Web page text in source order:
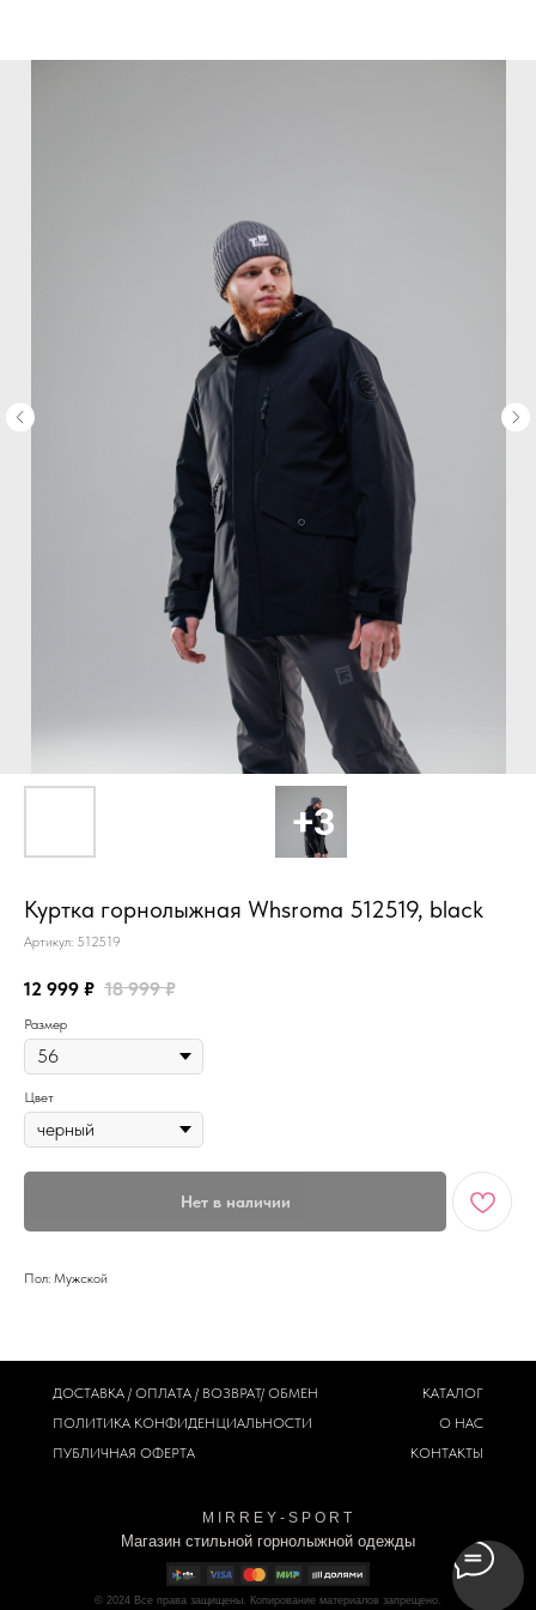
Куртка горнолыжная Whsroma 512519, black
Артикул: 512519
12 999 ₽ 18 999 ₽
Размер
Цвет
Нет в наличии
Пол: Мужской
M I R R E Y - S P O R T
Магазин стильной горнолыжной одежды
© 2024 Все права защищены. Копирование материалов запрещено.
ДОСТАВКА / ОПЛАТА / ВОЗВРАТ/ ОБМЕН
ПОЛИТИКА КОНФИДЕНЦИАЛЬНОСТИ
ПУБЛИЧНАЯ ОФЕРТА
КАТАЛОГ
О НАС
КОНТАКТЫ